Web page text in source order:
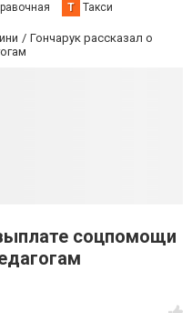
Т Такси
Гончарук рассказал о
соцпомощи